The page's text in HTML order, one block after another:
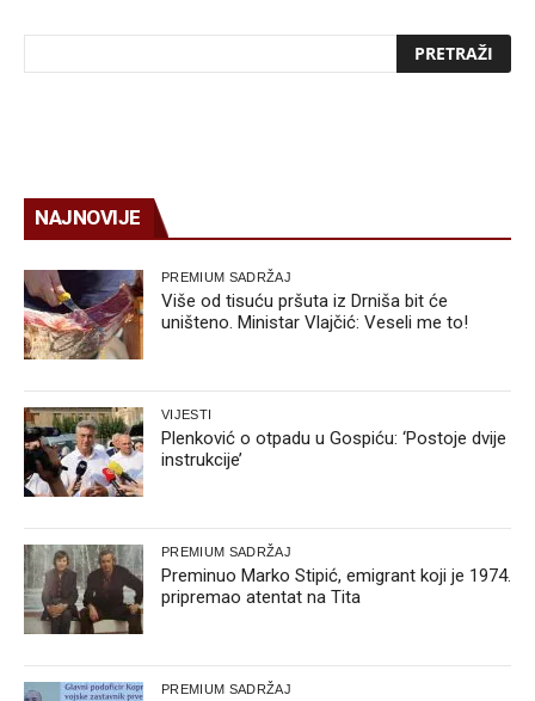
NAJNOVIJE
PREMIUM SADRŽAJ
Više od tisuću pršuta iz Drniša bit će
uništeno. Ministar Vlajčić: Veseli me to!
VIJESTI
Plenković o otpadu u Gospiću: ‘Postoje dvije
instrukcije’
PREMIUM SADRŽAJ
Preminuo Marko Stipić, emigrant koji je 1974.
pripremao atentat na Tita
PREMIUM SADRŽAJ